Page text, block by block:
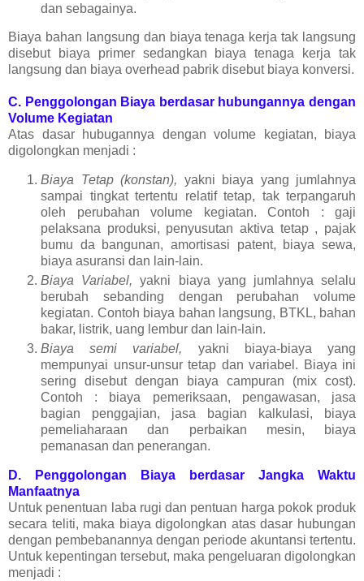
dan sebagainya.
Biaya bahan langsung dan biaya tenaga kerja tak langsung
disebut biaya primer sedangkan biaya tenaga kerja tak
langsung dan biaya overhead pabrik disebut biaya konversi.
C. Penggolongan Biaya berdasar hubungannya dengan
Volume Kegiatan
Atas dasar hubugannya dengan volume kegiatan, biaya
digolongkan menjadi :
Biaya Tetap (konstan), yakni biaya yang jumlahnya
sampai tingkat tertentu relatif tetap, tak terpangaruh
oleh perubahan volume kegiatan. Contoh : gaji
pelaksana produksi, penyusutan aktiva tetap , pajak
bumu da bangunan, amortisasi patent, biaya sewa,
biaya asuransi dan lain-lain.
Biaya Variabel,yakni biaya yang jumlahnya selalu
berubah sebanding dengan perubahan volume
kegiatan. Contoh biaya bahan langsung, BTKL, bahan
bakar, listrik, uang lembur dan lain-lain.
Biaya semi variabel, yakni biaya-biaya yang
mempunyai unsur-unsur tetap dan variabel. Biaya ini
sering disebut dengan biaya campuran (mix cost).
Contoh : biaya pemeriksaan, pengawasan, jasa
bagian penggajian, jasa bagian kalkulasi, biaya
pemeliaharaan dan perbaikan mesin, biaya
pemanasan dan penerangan.
D. Penggolongan Biaya berdasar Jangka Waktu
Manfaatnya
Untuk penentuan laba rugi dan pentuan harga pokok produk
secara teliti, maka biaya digolongkan atas dasar hubungan
dengan pembebanannya dengan periode akuntansi tertentu.
Untuk kepentingan tersebut, maka pengeluaran digolongkan
menjadi :